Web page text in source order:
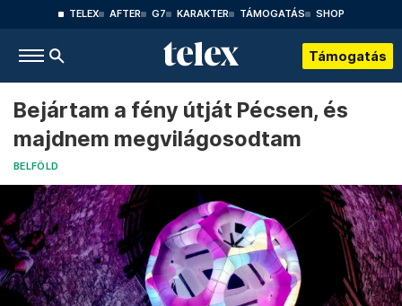
TELEX AFTER G7 KARAKTER TÁMOGATÁS SHOP
Támogatás
Bejártam a fény útját Pécsen, és
majdnem megvilágosodtam
BELFÖLD